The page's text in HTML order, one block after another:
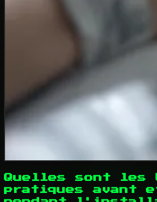
Quelles sont les
pratiques avant